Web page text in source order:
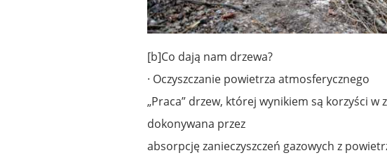
[b]Co dają nam drzewa?
· Oczyszczanie powietrza atmosferycznego
„Praca” drzew, której wynikiem są korzyści
dokonywana przez
absorpcję zanieczyszczeń gazowych z